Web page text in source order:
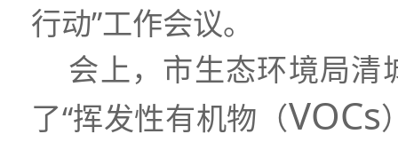
行动”工作会议。
会上，市生态环境局
了“挥发性有机物（VOCs